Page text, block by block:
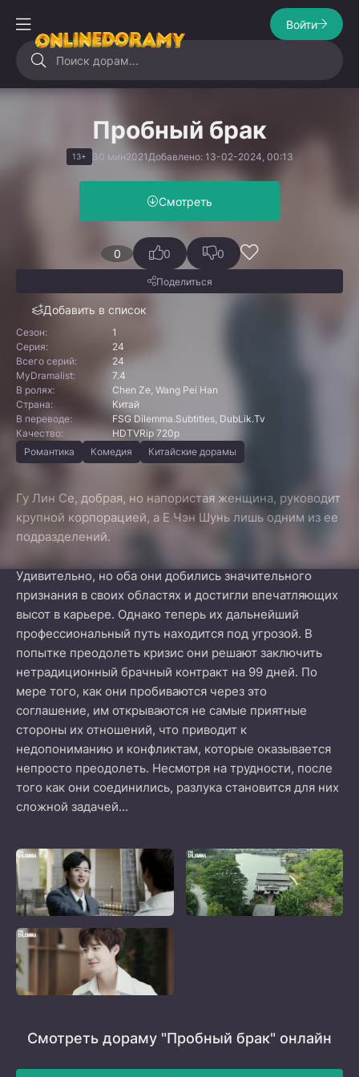
Войти
Пробный брак
13+ 30 мин2021 Добавлено: 13-02-2024, 00:13
Смотреть
0
Добавить в список
0 0
Поделиться
Сезон:
1
Серия:
24
Всего серий:
24
MyDramalist:
7.4
В ролях:
Chen Ze, Wang Pei Han
Страна:
Китай
В переводе:
FSG Dilemma.Subtitles, DubLik.Tv
Качество:
HDTVRip 720p
Романтика
Комедия Китайские дорамы
Гу Лин Се, добрая, но напористая женщина, руководит
крупной корпорацией, а Е Чэн Шунь лишь одним из ее
подразделений.
Удивительно, но оба они добились значительного
признания в своих областях и достигли впечатляющих
высот в карьере. Однако теперь их дальнейший
профессиональный путь находится под угрозой. В
попытке преодолеть кризис они решают заключить
нетрадиционный брачный контракт на 99 дней. По
мере того, как они пробиваются через это
соглашение, им открываются не самые приятные
стороны их отношений, что приводит к
недопониманию и конфликтам, которые оказывается
непросто преодолеть. Несмотря на трудности, после
того как они соединились, разлука становится для них
сложной задачей...
Смотреть дораму "Пробный брак" онлайн